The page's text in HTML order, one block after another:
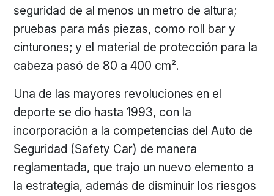
seguridad de al menos un metro de altura;
pruebas para más piezas, como roll bar y
cinturones; y el material de protección para la
cabeza pasó de 80 a 400 cm².
Una de las mayores revoluciones en el
deporte se dio hasta 1993, con la
incorporación a la competencias del Auto de
Seguridad (Safety Car) de manera
reglamentada, que trajo un nuevo elemento a
la estrategia, además de disminuir los riesgos